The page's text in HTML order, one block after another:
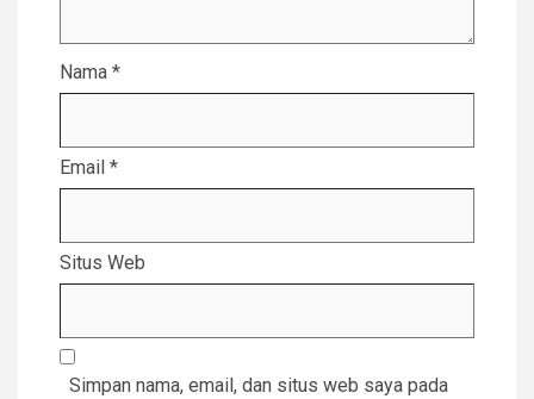
Nama *
Email *
Situs Web
Simpan nama, email, dan situs web saya pada